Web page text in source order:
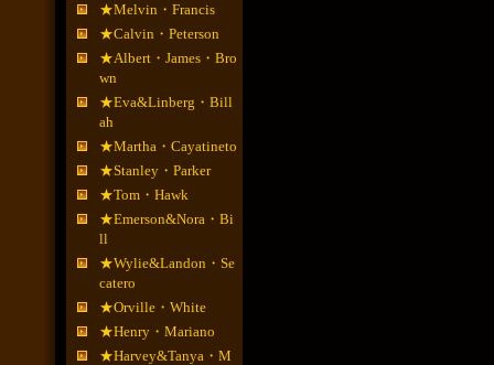
★Melvin・Francis
★Calvin・Peterson
★Albert・James・Bro
wn
★Eva&Linberg・Bill
ah
★Martha・Cayatineto
★Stanley・Parker
★Tom・Hawk
★Emerson&Nora・Bi
ll
★Wylie&Landon・Se
catero
★Orville・White
★Henry・Mariano
★Harvey&Tanya・M